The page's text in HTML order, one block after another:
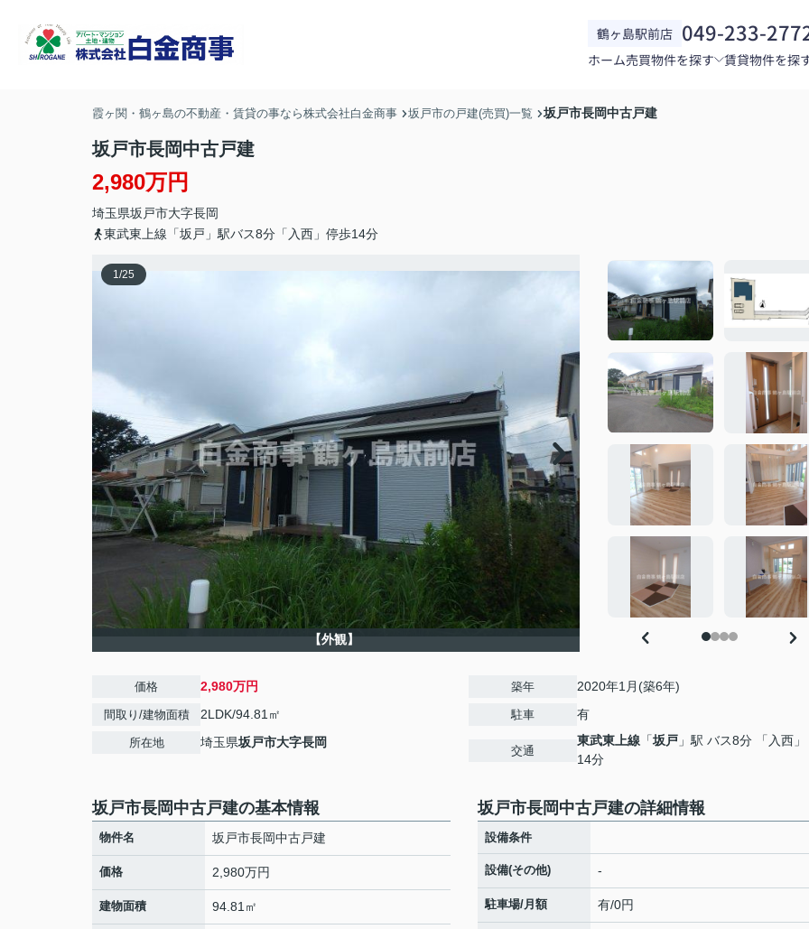
鶴ヶ島駅前店 049-233-
ホーム売買物件を探す 賃貸物件を探
霞ヶ関・鶴ヶ島の不動産・賃貸の事なら株式会社白金商事 坂戸市の戸建(売買)一覧 坂戸市長岡中古戸建
坂戸市長岡中古戸建
2,980万円
埼玉県坂戸市大字長岡
東武東上線「坂戸」駅バス8分「入西」停歩14分
1/25
【外観】
価格 2,980万円
間取り/建物面積 2LDK/94.81㎡
所在地 埼玉県坂戸市大字長岡
築年 2020年1月(築6年)
駐車 有
交通
東武東上線 「坂戸 」駅 バス8分 「入西
14分
坂戸市長岡中古戸建の基本情報
物件名 坂戸市長岡中古戸建
価格 2,980万円
建物面積 94.81㎡
坂戸市長岡中古戸建の詳細情報
設備条件
設備(その他) -
駐車場/月額 有/0円